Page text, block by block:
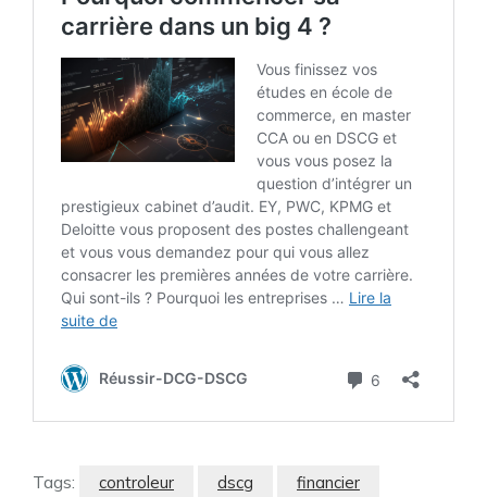
Tags: controleur dscg
financier